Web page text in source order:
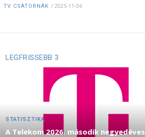
TV CSATORNÁK / 2025-11-06
LEGFRISSEBB 3
STATISZTIKA
A Telekom 2026. második negyedéves